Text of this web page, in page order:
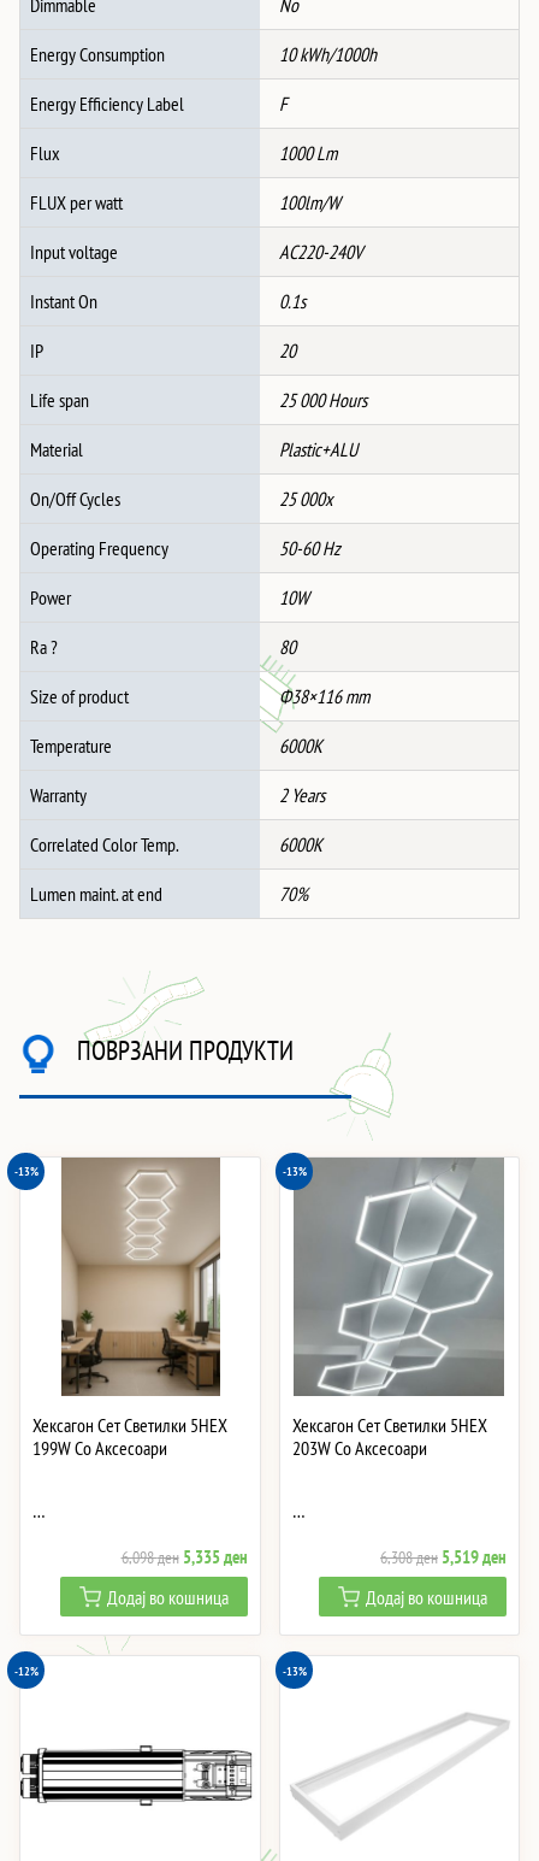
Energy Consumption 10 kWh/1000h
Energy Efficiency Label F
Flux 1000 Lm
FLUX per watt 100lm/W
Input voltage AC220-240V
Instant On 0.1s
IP 20
Life span 25 000 Hours
Material Plastic+ALU
On/Off Cycles 25 000x
Operating Frequency 50-60 Hz
Power 10W
Ra ? 80
Size of product Ф38×116 mm
Temperature 6000K
Warranty 2 Years
Correlated Color Temp. 6000K
Lumen maint. at end 70%
ПОВРЗАНИ ПРОДУКТИ
-13%
Хексагон Сет Светилки 5HEX
199W Со Аксесоари
…
6,098ден Original
price
was:
6,098 ден.
5,335денCurrent
price
is:
5,335 ден.
Додај во кошница
-13%
Хексагон Сет Светилки 5HEX
203W Со Аксесоари
…
6,308ден Original
price
was:
6,308 ден.
5,519ден
price
is:
Додај во кошница
-12% -13%